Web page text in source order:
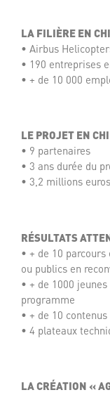
LA FILIÈRE EN
• Airbus
• 190 entreprises
• + de 10 000
LE PROJET EN
• 9 partenaires
• 3 ans durée du
• 3,2 millions
RÉSULTATS
• + de 10
ou publics en
• + de 1000
programme
• + de 10
• 4 plateaux
LA CRÉATION «